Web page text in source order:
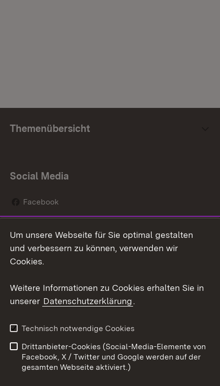
Themenübersicht
Social Media
Facebook
Social Wall
Youtube
Kontakt
Datenschutz
Barrierefreiheit
Impressum Cookies
Um unsere Webseite für Sie optimal gestalten
und verbessern zu können, verwenden wir
Cookies.
Weitere Informationen zu Cookies erhalten Sie in
unserer Datenschutzerklärung.
Technisch notwendige Cookies
Drittanbieter-Cookies (Social-Media-Elemente von
Facebook, X / Twitter und Google werden auf der
gesamten Webseite aktiviert.)